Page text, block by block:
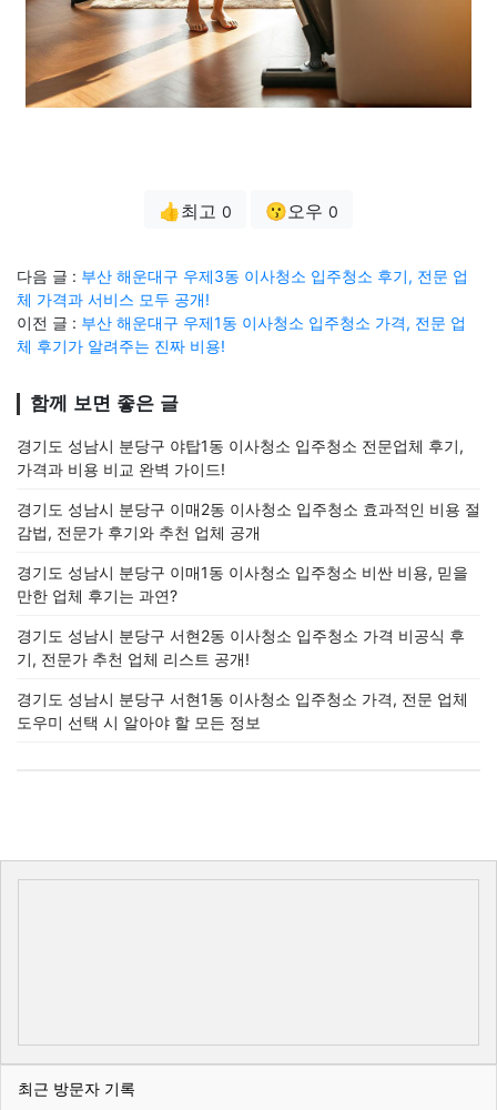
👍최고 0 😗오우 0
다음 글 : 부산 해운대구 우제3동 이사청소 입주청소 후기, 전문 업
체 가격과 서비스 모두 공개!
이전 글 : 부산 해운대구 우제1동 이사청소 입주청소 가격, 전문 업
체 후기가 알려주는 진짜 비용!
함께 보면 좋은 글
경기도 성남시 분당구 야탑1동 이사청소 입주청소 전문업체 후기,
가격과 비용 비교 완벽 가이드!
경기도 성남시 분당구 이매2동 이사청소 입주청소 효과적인 비용 절
감법, 전문가 후기와 추천 업체 공개
경기도 성남시 분당구 이매1동 이사청소 입주청소 비싼 비용, 믿을
만한 업체 후기는 과연?
경기도 성남시 분당구 서현2동 이사청소 입주청소 가격 비공식 후
기, 전문가 추천 업체 리스트 공개!
경기도 성남시 분당구 서현1동 이사청소 입주청소 가격, 전문 업체
도우미 선택 시 알아야 할 모든 정보
최근 방문자 기록